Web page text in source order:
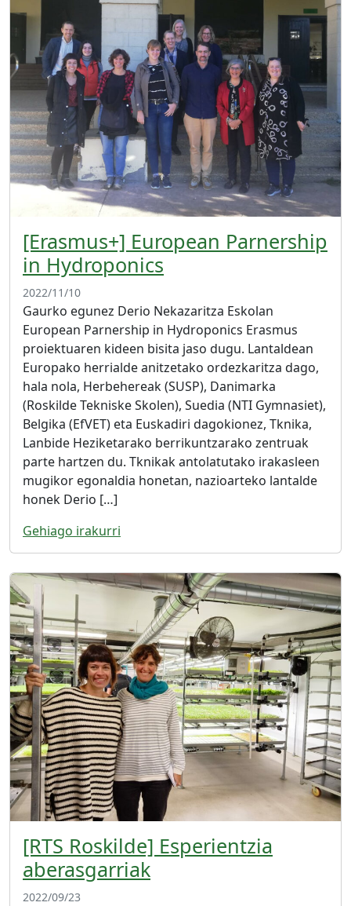
[Erasmus+] European Parnership
in Hydroponics
2022/11/10
Gaurko egunez Derio Nekazaritza Eskolan
European Parnership in Hydroponics Erasmus
proiektuaren kideen bisita jaso dugu. Lantaldean
Europako herrialde anitzetako ordezkaritza dago,
hala nola, Herbehereak (SUSP), Danimarka
(Roskilde Tekniske Skolen), Suedia (NTI Gymnasiet),
Belgika (EfVET) eta Euskadiri dagokionez, Tknika,
Lanbide Heziketarako berrikuntzarako zentruak
parte hartzen du. Tknikak antolatutako irakasleen
mugikor egonaldia honetan, nazioarteko lantalde
honek Derio […]
Gehiago irakurri
[RTS Roskilde] Esperientzia
aberasgarriak
2022/09/23